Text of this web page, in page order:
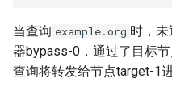
当查询 example.org 时，
器bypass-0，通过了目标
查询将转发给节点target-1进